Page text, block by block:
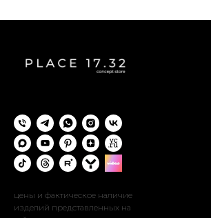
цены и фактическое наличие
изделий представленных на